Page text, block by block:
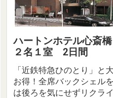
ハートンホテル心斎
２名１室 2日間
「近鉄特急ひのとり」と
お得！全席バックシェル
は後ろを気にせずリクラ